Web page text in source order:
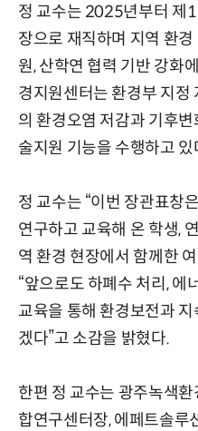
정 교수는 2025년부터 제
장으로 재직하며 지역 환경
원, 산학연 협력 기반 강화
경지원센터는 환경부 지정
의 환경오염 저감과 기후
술지원 기능을 수행하고 있
정 교수는 “이번 장관표창
연구하고 교육해 온 학생,
역 환경 현장에서 함께한
“앞으로도 하폐수 처리, 에
교육을 통해 환경보전과
겠다”고 소감을 밝혔다.
한편 정 교수는 광주녹색
합연구센터장, 에페트솔